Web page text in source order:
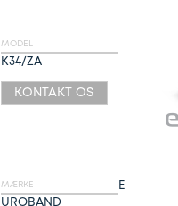
MODEL
K34/ZA
KONTAKT OS
MÆRKE
E
UROBAND